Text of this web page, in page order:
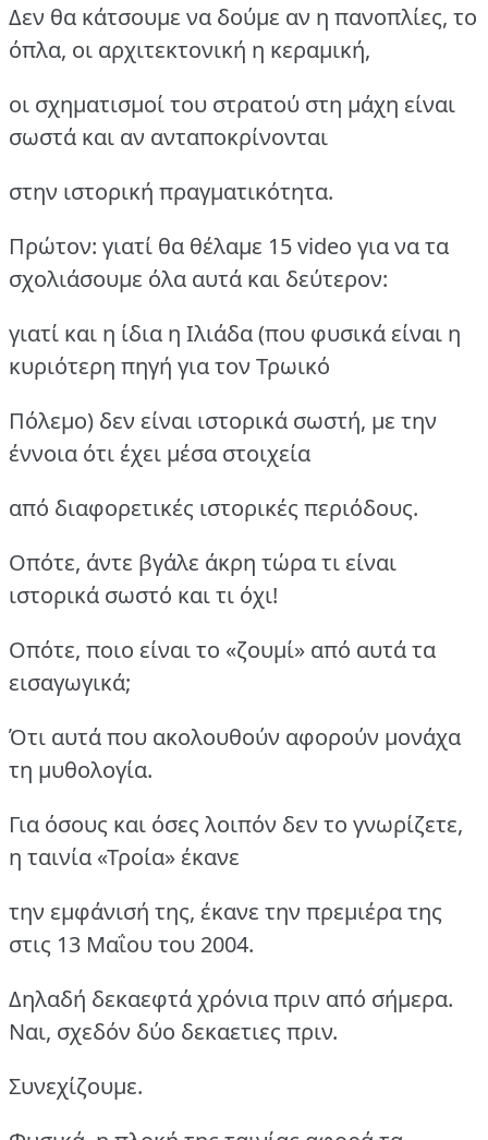
Δεν θα κάτσουμε να δούμε αν η πανοπλίες, το
όπλα, οι αρχιτεκτονική η κεραμική,
οι σχηματισμοί του στρατού στη μάχη είναι
σωστά και αν ανταποκρίνονται
στην ιστορική πραγματικότητα.
Πρώτον: γιατί θα θέλαμε 15 video για να τα
σχολιάσουμε όλα αυτά και δεύτερον:
γιατί και η ίδια η Ιλιάδα (που φυσικά είναι η
κυριότερη πηγή για τον Τρωικό
Πόλεμο) δεν είναι ιστορικά σωστή, με την
έννοια ότι έχει μέσα στοιχεία
από διαφορετικές ιστορικές περιόδους.
Οπότε, άντε βγάλε άκρη τώρα τι είναι
ιστορικά σωστό και τι όχι!
Οπότε, ποιο είναι το «ζουμί» από αυτά τα
εισαγωγικά;
Ότι αυτά που ακολουθούν αφορούν μονάχα
τη μυθολογία.
Για όσους και όσες λοιπόν δεν το γνωρίζετε,
η ταινία «Τροία» έκανε
την εμφάνισή της, έκανε την πρεμιέρα της
στις 13 Μαΐου του 2004.
Δηλαδή δεκαεφτά χρόνια πριν από σήμερα.
Ναι, σχεδόν δύο δεκαετιες πριν.
Συνεχίζουμε.